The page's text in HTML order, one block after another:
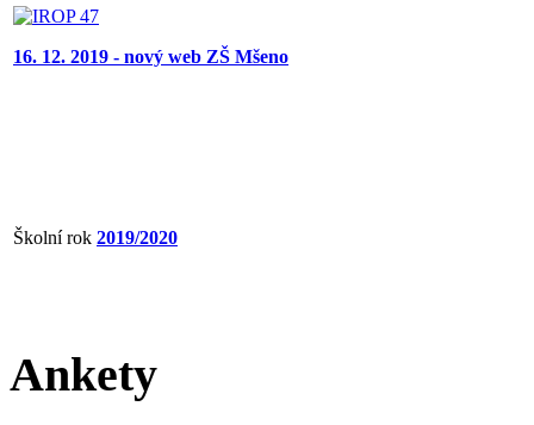
16. 12. 2019 - nový web ZŠ Mšeno
Školní rok 2019/2020
Ankety